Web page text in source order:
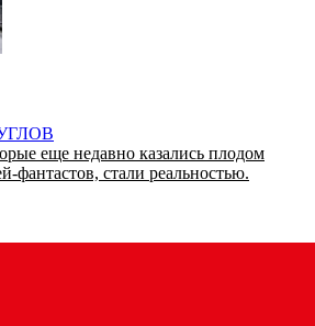
еще недавно казались плодом
фантастов, стали реальностью.